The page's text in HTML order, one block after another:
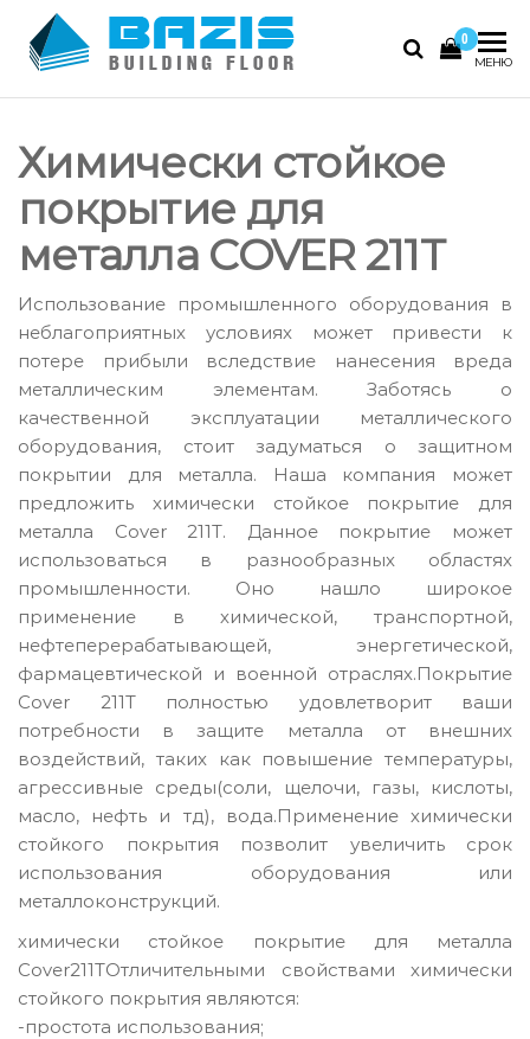
content
Базис
Промышленные
0
МЕНЮ
Химически стойкое
покрытие для
металла COVER 211T
Использование промышленного оборудования в
неблагоприятных условиях может привести к
потере прибыли вследствие нанесения вреда
металлическим элементам. Заботясь о
качественной эксплуатации металлического
оборудования, стоит задуматься о защитном
покрытии для металла. Наша компания может
предложить химически стойкое покрытие для
металла Cover 211T. Данное покрытие может
использоваться в разнообразных областях
промышленности. Оно нашло широкое
применение в химической, транспортной,
нефтеперерабатывающей, энергетической,
фармацевтической и военной отраслях.Покрытие
Cover 211T полностью удовлетворит ваши
потребности в защите металла от внешних
воздействий, таких как повышение температуры,
агрессивные среды(соли, щелочи, газы, кислоты,
масло, нефть и тд), вода.Применение химически
стойкого покрытия позволит увеличить срок
использования оборудования или
металлоконструкций.
химически стойкое покрытие для металла
Cover211TОтличительными свойствами химически
стойкого покрытия являются:
-простота использования;